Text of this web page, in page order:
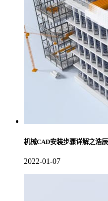
机械CAD安装步骤详解之浩
2022-01-07